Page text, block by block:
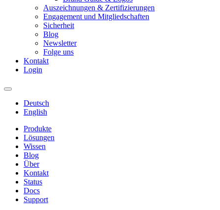
Auszeichnungen & Zertifizierungen
Engagement und Mitgliedschaften
Sicherheit
Blog
Newsletter
Folge uns
Kontakt
Login
Deutsch
English
Produkte
Lösungen
Wissen
Blog
Über
Kontakt
Status
Docs
Support